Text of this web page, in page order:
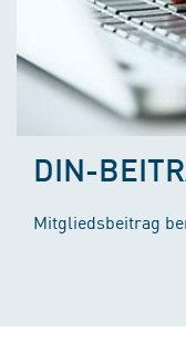
DIN-
Mitgliedsbeitrag